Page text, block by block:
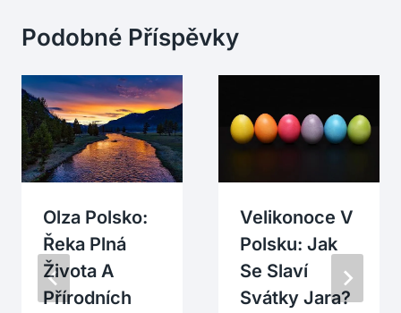
Podobné Příspěvky
Olza Polsko:
Řeka Plná
Života A
Přírodních
Velikonoce V
Polsku: Jak
Se Slaví
Svátky Jara?